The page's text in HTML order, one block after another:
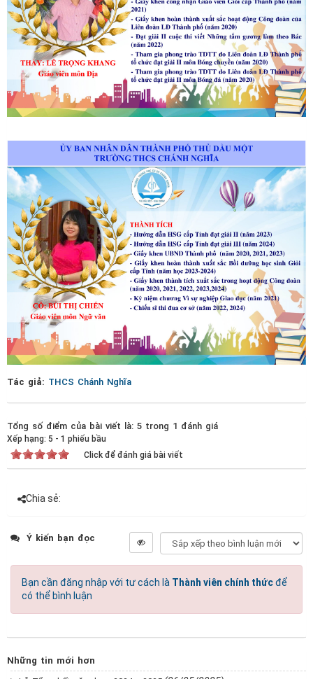
Tác giả: THCS Chánh Nghĩa
Tổng số điểm của bài viết là: 5 trong 1 đánh giá
Xếp hạng: 5 - 1 phiếu bầu
Click để đánh giá bài viết
Chia sẻ:
Ý kiến bạn đọc
Bạn cần đăng nhập với tư cách là Thành viên chính thứcđể
có thể bình luận
Những tin mới hơn